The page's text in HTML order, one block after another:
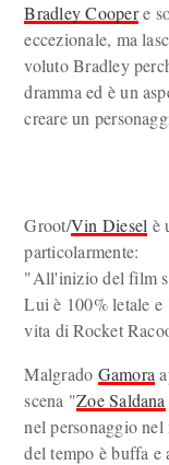
Bradley Coopere
eccezionale, ma
voluto Bradley
dramma ed è un
creare un
Groot/Vin Diesel è
particolarmente:
"All'inizio del film
Lui è 100% letale e
vita di Rocket
Malgrado Gamora
scena "Zoe Saldana
nel personaggio
del tempo è buffa e